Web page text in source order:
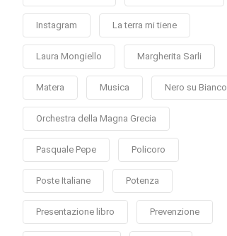
Instagram La terra mi tiene
Laura Mongiello Margherita Sarli
Matera Musica Nero su Bianco
Orchestra della Magna Grecia
Pasquale Pepe Policoro
Poste Italiane Potenza
Presentazione libro Prevenzione